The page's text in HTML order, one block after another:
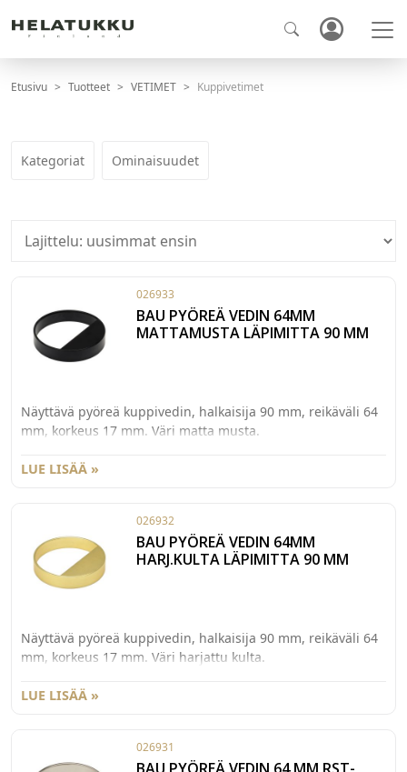
Etusivu Tuotteet VETIMET Kuppivetimet
Kategoriat Ominaisuudet
026933
BAU PYÖREÄ VEDIN 64MM
MATTAMUSTA LÄPIMITTA 90 MM
Näyttävä pyöreä kuppivedin, halkaisija 90 mm, reikäväli 64
mm, korkeus 17 mm. Väri matta musta.
LUE LISÄÄ »
026932
BAU PYÖREÄ VEDIN 64MM
HARJ.KULTA LÄPIMITTA 90 MM
Näyttävä pyöreä kuppivedin, halkaisija 90 mm, reikäväli 64
mm, korkeus 17 mm. Väri harjattu kulta.
LUE LISÄÄ »
026931